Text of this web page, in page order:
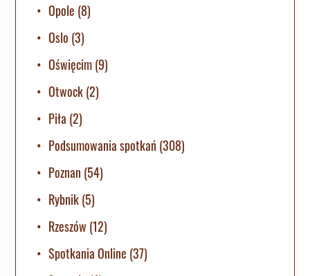
Opole (8)
Oslo (3)
Oświęcim(9)
Otwock(2)
Piła (2)
Podsumowania spotkań (308)
Poznan (54)
Rybnik(5)
Rzeszów (12)
Spotkania Online (37)